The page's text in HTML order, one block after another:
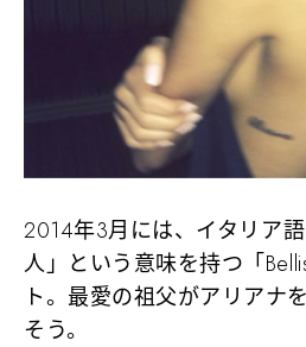
2014年3月には、イタリア
人」という意味を持つ「
ト。最愛の祖父がアリアナ
そう。